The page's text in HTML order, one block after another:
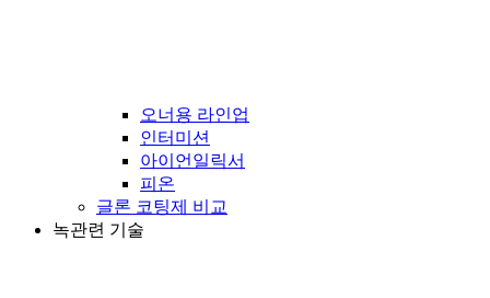
오너용 라인업
인터미션
아이언일릭서
피온
글론 코팅제 비교
녹관련 기술